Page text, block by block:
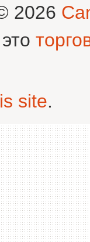
2026
site.